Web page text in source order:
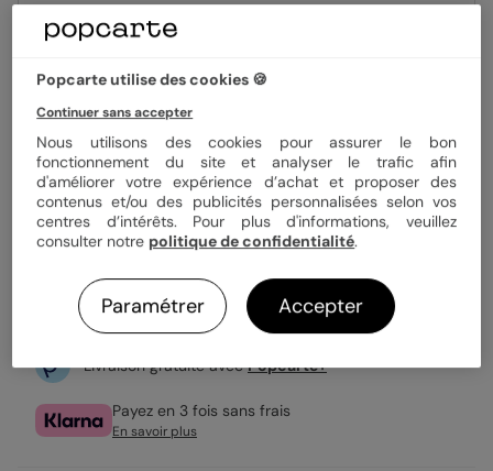
1,39 €
Fabrication française
Expédition rapide en 24h
Personnaliser
Échantillon personnalisé offert
Livraison gratuite avecPopcarte+
Payez en 3 fois sans frais
En savoir plus
Popcarte utilise des cookies 🍪
Continuer sans accepter
Nous utilisons des cookies pour assurer le bon
fonctionnement du site et analyser le trafic afin
d'améliorer votre expérience d’achat et proposer des
contenus et/ou des publicités personnalisées selon vos
centres d’intérêts. Pour plus d'informations, veuillez
consulter notre politique de confidentialité.
Paramétrer Accepter